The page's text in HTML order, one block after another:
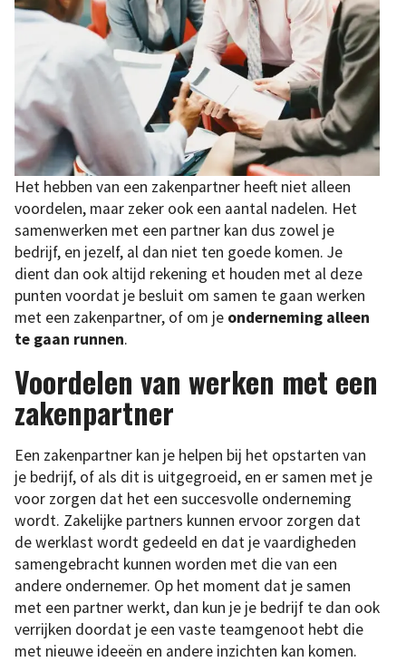
Het hebben van een zakenpartner heeft niet alleen
voordelen, maar zeker ook een aantal nadelen. Het
samenwerken met een partner kan dus zowel je
bedrijf, en jezelf, al dan niet ten goede komen. Je
dient dan ook altijd rekening et houden met al deze
punten voordat je besluit om samen te gaan werken
met een zakenpartner, of om je onderneming alleen
te gaan runnen.
Voordelen van werken met een
zakenpartner
Een zakenpartner kan je helpen bij het opstarten van
je bedrijf, of als dit is uitgegroeid, en er samen met je
voor zorgen dat het een succesvolle onderneming
wordt. Zakelijke partners kunnen ervoor zorgen dat
de werklast wordt gedeeld en dat je vaardigheden
samengebracht kunnen worden met die van een
andere ondernemer. Op het moment dat je samen
met een partner werkt, dan kun je je bedrijf te dan ook
verrijken doordat je een vaste teamgenoot hebt die
met nieuwe ideeën en andere inzichten kan komen.